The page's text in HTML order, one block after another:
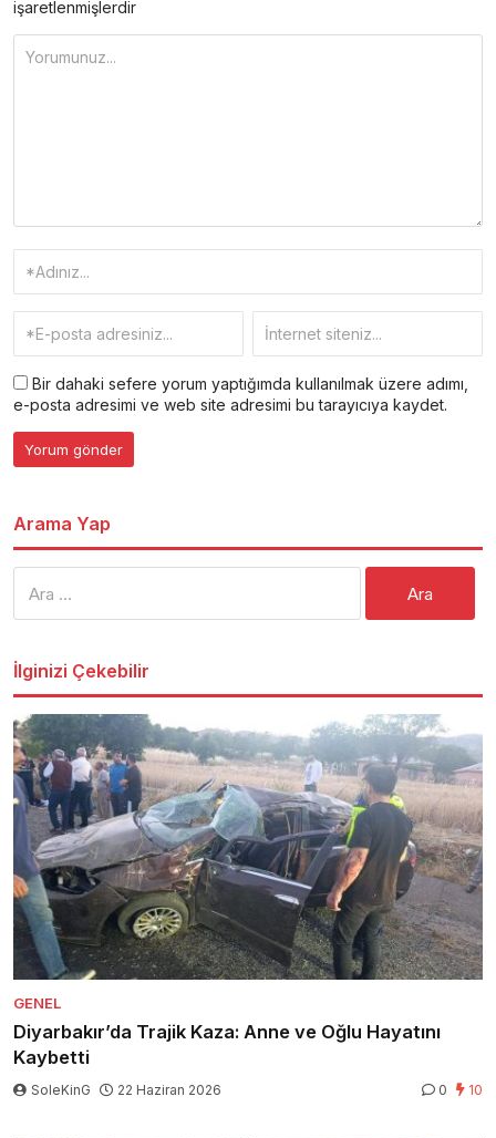
işaretlenmişlerdir
Bir dahaki sefere yorum yaptığımda kullanılmak üzere adımı,
e-posta adresimi ve web site adresimi bu tarayıcıya kaydet.
Arama Yap
İlginizi Çekebilir
GENEL
Diyarbakır’da Trajik Kaza: Anne ve Oğlu Hayatını
Kaybetti
SoleKinG 22 Haziran 2026 0 10